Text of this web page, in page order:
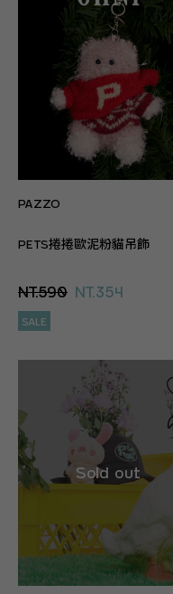
PAZZO
PETS捲捲歐泥粉貓吊飾
NT.590 NT.354
SALE